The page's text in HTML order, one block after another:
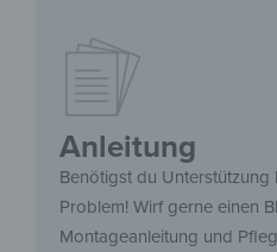
Anleitung
Benötigst du Unterstützung
Problem! Wirf gerne einen
Montageanleitung und